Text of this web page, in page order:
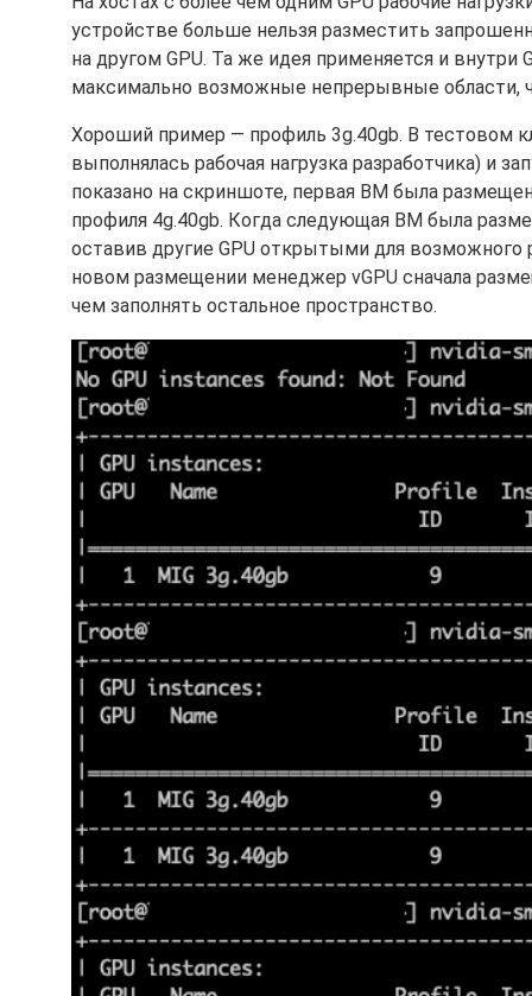
устройстве больше нельзя разместить
на другом GPU. Та же идея применяется и
максимально возможные непрерывные области,
Хороший пример — профиль 3g.40gb. В тестовом
выполнялась рабочая нагрузка разработчика) и
показано на скриншоте, первая ВМ была
профиля 4g.40gb. Когда следующая ВМ была
оставив другие GPU открытыми для
новом размещении менеджер vGPU сначала
чем заполнять остальное пространство.